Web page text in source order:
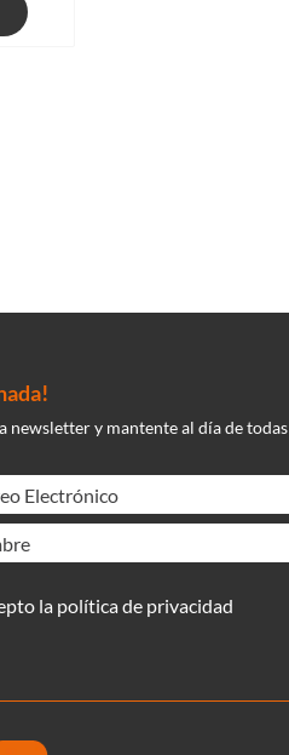
newsletter y mantente al día de todas
la política de privacidad